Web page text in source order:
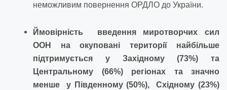
неможливим повернення ОРДЛО до України.
Ймовірність введення миротворчих сил
ООН на окуповані території найбільше
підтримується у Західному (73%) та
Центральному (66%) регіонах та значно
менше
у Південному (50%), Східному (23%)